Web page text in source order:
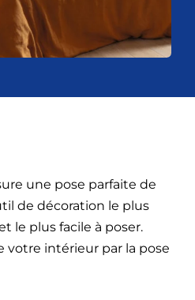
une pose parfaite de
de décoration le plus
le plus facile à poser.
votre intérieur par la pose